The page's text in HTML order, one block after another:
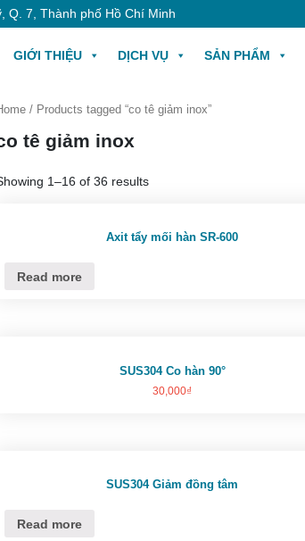
Q. 7, Thành phố Hồ Chí Minh
GIỚI THIỆU DỊCH VỤ SẢN PHẨM
/ Products tagged “co tê giảm inox”
tê giảm inox
1–16 of 36 results
Axit tẩy mối hàn SR-600
Read more
SUS304 Co hàn 90°
30,000₫
SUS304 Giảm đồng tâm
Read more